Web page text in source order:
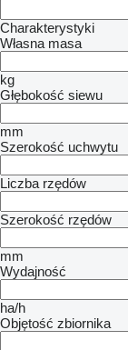
Charakterystyki
Własna masa
kg
Głębokość siewu
mm
Szerokość uchwytu
Liczba rzędów
Szerokość rzędów
mm
Wydajność
ha/h
Objętość zbiornika